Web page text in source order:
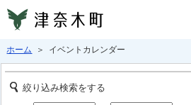
ホーム ＞ イベントカレンダー
絞り込み検索をする